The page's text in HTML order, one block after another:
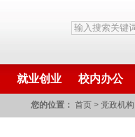
就业创业 校内办公
您的位置： 首页 > 党政机构